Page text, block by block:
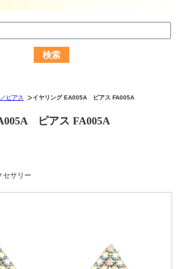
ピアス イヤリング EA005A ピアス FA005A
ピアス FA005A
サリー